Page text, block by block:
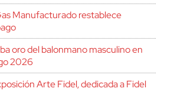
Manufacturado restablece
oro del balonmano masculino en
2026
Arte Fidel, dedicada a Fidel